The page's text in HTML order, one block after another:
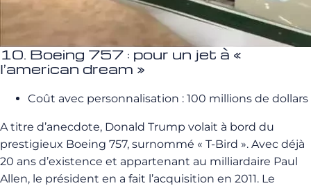
10. Boeing 757 : pour un jet à «
l’american dream »
Coût avec personnalisation : 100 millions de dollars
A titre d’anecdote, Donald Trump volait à bord du
prestigieux Boeing 757, surnommé « T-Bird ». Avec déjà
20 ans d’existence et appartenant au milliardaire Paul
Allen, le président en a fait l’acquisition en 2011. Le